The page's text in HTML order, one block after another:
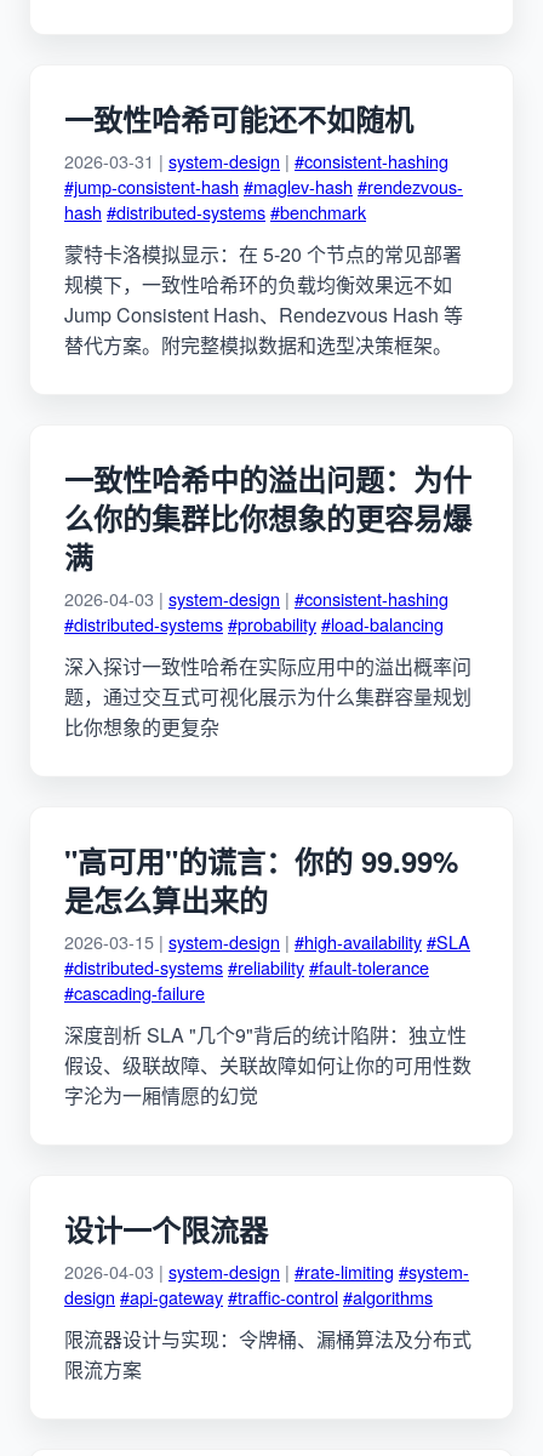
一致性哈希可能还不如随机
2026-03-31 | system-design | #consistent-hashing
#jump-consistent-hash #maglev-hash #rendezvous-
hash #distributed-systems#benchmark
蒙特卡洛模拟显示：在 5-20 个节点的常见部署
规模下，一致性哈希环的负载均衡效果远不如
Jump Consistent Hash、Rendezvous Hash 等
替代方案。附完整模拟数据和选型决策框架。
一致性哈希中的溢出问题：为什
么你的集群比你想象的更容易爆
满
2026-04-03 | system-design | #consistent-hashing
#distributed-systems#probability#load-balancing
深入探讨一致性哈希在实际应用中的溢出概率问
题，通过交互式可视化展示为什么集群容量规划
比你想象的更复杂
"高可用"的谎言：你的 99.99%
是怎么算出来的
2026-03-15 | system-design | #high-availability#SLA
#distributed-systems#reliability#fault-tolerance
#cascading-failure
深度剖析 SLA "几个9"背后的统计陷阱：独立性
假设、级联故障、关联故障如何让你的可用性数
字沦为一厢情愿的幻觉
设计一个限流器
2026-04-03 | system-design | #rate-limiting #system-
design #api-gateway#traffic-control#algorithms
限流器设计与实现：令牌桶、漏桶算法及分布式
限流方案